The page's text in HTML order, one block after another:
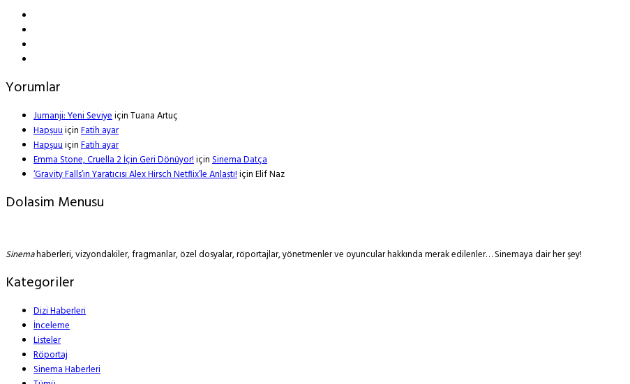
Yorumlar
Jumanji: Yeni SeviyeiçinTuana Artuç
HapşuuiçinFatih ayar
HapşuuiçinFatih ayar
Emma Stone, Cruella 2 İçin Geri Dönüyor!içinSinema Datça
‘Gravity Falls’ın Yaratıcısı Alex Hirsch Netflix’le Anlaştı!içinElif Naz
Dolasim Menusu
Sinemahaberleri, vizyondakiler, fragmanlar, özel dosyalar, röportajlar, yönetmenler ve oyuncular hakkında merak edilenler… Sinemaya dair her şey!
Kategoriler
Dizi Haberleri
İnceleme
Listeler
Röportaj
Sinema Haberleri